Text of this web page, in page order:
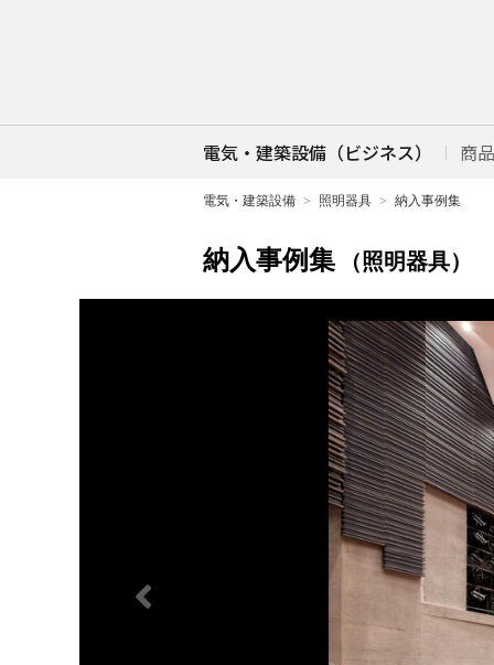
電気・建築設備（ビジネス） 商
電気・建築設備 照明器具 納入事例集
納入事例集 （照明器具）